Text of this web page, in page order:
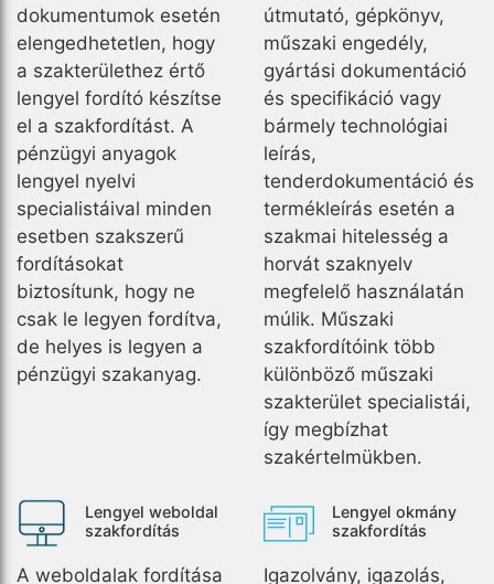
dokumentumok esetén
elengedhetetlen, hogy
a szakterülethez értő
lengyel fordító készítse
el a szakfordítást. A
pénzügyi anyagok
lengyel nyelvi
specialistáival minden
esetben szakszerű
fordításokat
biztosítunk, hogy ne
csak le legyen fordítva,
de helyes is legyen a
pénzügyi szakanyag.
útmutató, gépkönyv,
műszaki engedély,
gyártási dokumentáció
és specifikáció vagy
bármely technológiai
leírás,
tenderdokumentáció és
termékleírás esetén a
szakmai hitelesség a
horvát szaknyelv
megfelelő használatán
múlik. Műszaki
szakfordítóink több
különböző műszaki
szakterület specialistái,
így megbízhat
szakértelmükben.
Lengyel weboldal
szakfordítás
A weboldalak fordítása
Lengyel okmány
szakfordítás
Igazolvány, igazolás,